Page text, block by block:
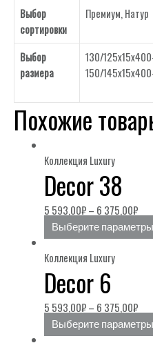
Выбор
сортировки
Премиум,Натур
Выбор
размера
130/
150/
Похожие
Коллекция Luxury
Decor 38
5 593,00₽– 6 375,00₽
Выберите параметры
Коллекция Luxury
Decor 6
5 593,00₽– 6 375,00₽
Выберите параметры